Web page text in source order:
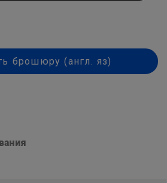
брошюру (англ. яз)